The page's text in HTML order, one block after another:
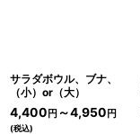
サラダボウル、ブナ、
（小）or（大）
4,400 円 ～4,950 円
(税込)